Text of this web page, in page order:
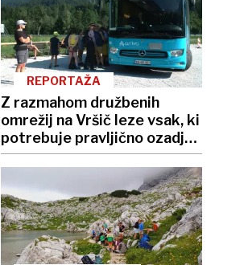
REPORTAŽA
Z razmahom družbenih
omrežij na Vršič leze vsak, ki
potrebuje pravljično ozadje
za selfije